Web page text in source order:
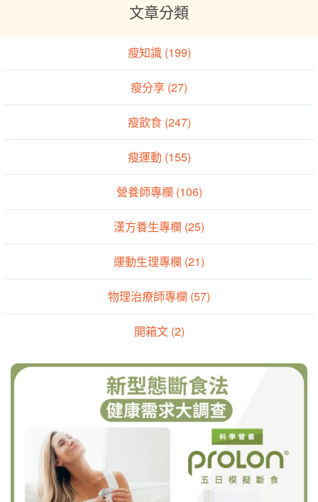
文章分類
瘦知識 (199)
瘦分享 (27)
瘦飲食 (247)
瘦運動 (155)
營養師專欄 (106)
漢方養生專欄 (25)
運動生理專欄 (21)
物理治療師專欄 (57)
開箱文 (2)